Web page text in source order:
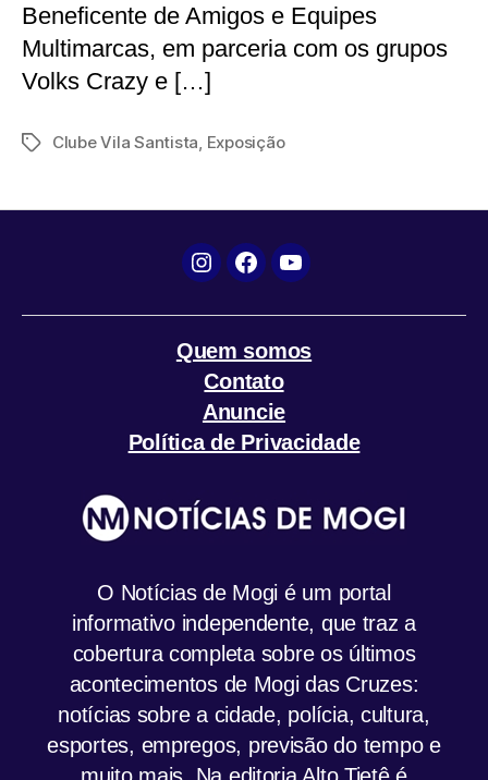
Beneficente de Amigos e Equipes
Multimarcas, em parceria com os grupos
Volks Crazy e […]
TagsClube Vila Santista, Exposição
Instagram
FacebookYouTube
Quem somos
Contato
Anuncie
Política de Privacidade
O Notícias de Mogi é um portal
informativo independente, que traz a
cobertura completa sobre os últimos
acontecimentos de Mogi das Cruzes:
notícias sobre a cidade, polícia, cultura,
esportes, empregos, previsão do tempo e